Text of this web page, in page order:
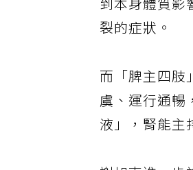
到本身體質影
裂的症狀。
而「脾主四肢
虞、運行通暢
液」，腎能主